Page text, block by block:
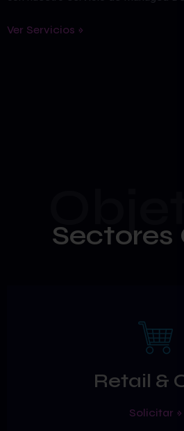
Ver Servicios »
Sectores
Retail &
Solicitar »